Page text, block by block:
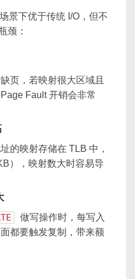
景下优于传统 I/O，但不
颈：
页，若映射很大区域且
Fault 开销会非常
的映射存储在 TLB 中，
），映射数大时容易导
做写操作时，每写入
都要触发复制，带来额